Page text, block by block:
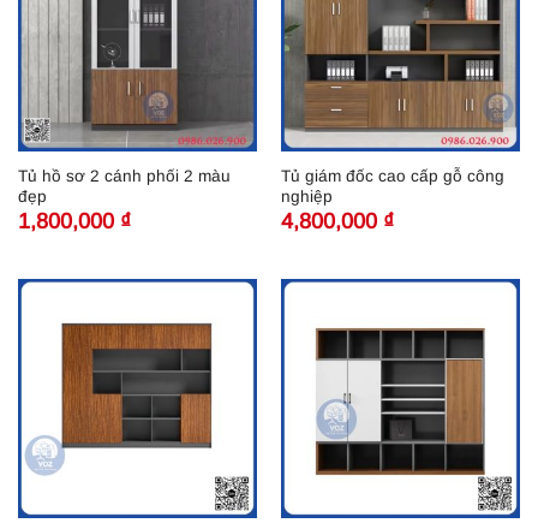
Tủ hồ sơ 2 cánh phối 2 màu
đẹp
1,800,000 ₫
Tủ giám đốc cao cấp gỗ công
nghiệp
4,800,000 ₫